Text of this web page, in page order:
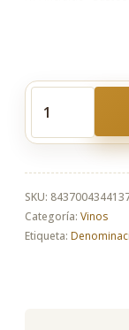
Verdejo
cantidad
SKU:
Categoría: Vinos
Etiqueta: